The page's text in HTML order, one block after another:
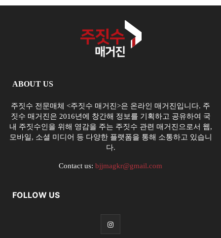
ABOUT US
주짓수 전문매체 <주짓수 매거진>은 온라인 매거진입니다. 주
짓수 매거진은 2016년에 창간해 정보를 기획하고 공유하여 국
내 주짓수인을 위해 영감을 주는 주짓수 관련 매거진으로서 웹,
모바일, 소셜 미디어 등 다양한 플랫폼을 통해 소통하고 있습니
다.
Contact us: bjjmagkr@gmail.com
FOLLOW US